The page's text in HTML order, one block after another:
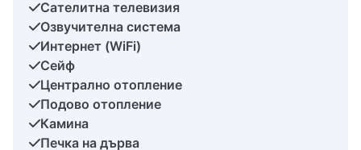
Сателитна телевизия
Озвучителна система
Интернет (WiFi)
Сейф
Централно отопление
Подово отопление
Камина
Печка на дърва